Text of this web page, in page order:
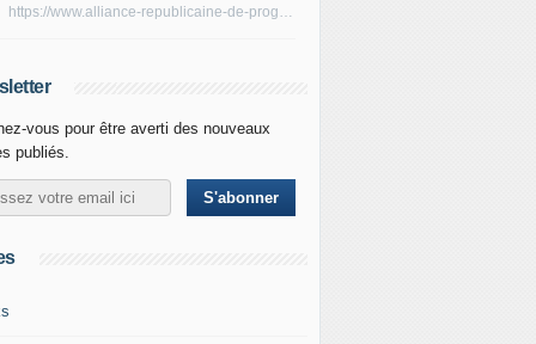
https://www.alliance-republicaine-de-progres.com/rss
vous pour être averti des nouveaux
publiés.